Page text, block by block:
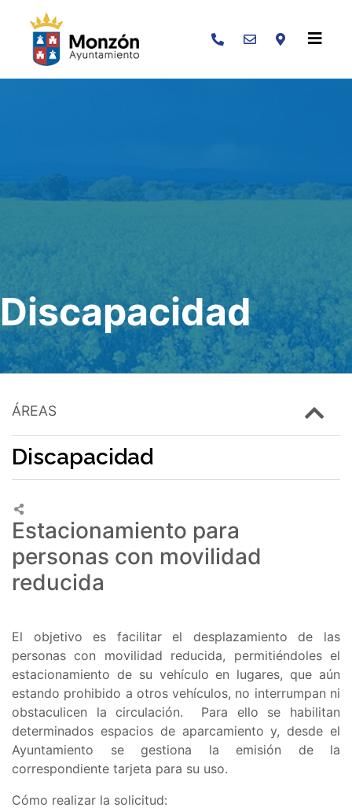
Buscar
Discapacidad
ÁREAS
Discapacidad
Estacionamiento para
personas con movilidad
reducida
El objetivo es facilitar el desplazamiento de las
personas con movilidad reducida, permitiéndoles el
estacionamiento de su vehículo en lugares, que aún
estando prohibido a otros vehículos, no interrumpan ni
obstaculicen la circulación. Para ello se habilitan
determinados espacios de aparcamiento y, desde el
Ayuntamiento se gestiona la emisión de la
correspondiente tarjeta para su uso.
Cómo realizar la solicitud: